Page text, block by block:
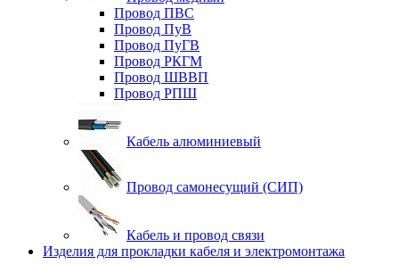
Провод ПВС
Провод ПуВ
Провод ПуГВ
Провод РКГМ
Провод ШВВП
Провод РПШ
Кабель алюминиевый
Провод самонесущий (СИП)
Кабель и провод связи
Изделия для прокладки кабеля и электромонтажа